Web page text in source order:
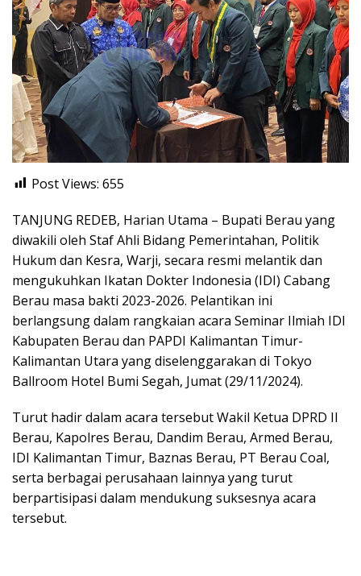
Post Views: 655
TANJUNG REDEB, Harian Utama – Bupati Berau yang
diwakili oleh Staf Ahli Bidang Pemerintahan, Politik
Hukum dan Kesra, Warji, secara resmi melantik dan
mengukuhkan Ikatan Dokter Indonesia (IDI) Cabang
Berau masa bakti 2023-2026. Pelantikan ini
berlangsung dalam rangkaian acara Seminar Ilmiah IDI
Kabupaten Berau dan PAPDI Kalimantan Timur-
Kalimantan Utara yang diselenggarakan di Tokyo
Ballroom Hotel Bumi Segah, Jumat (29/11/2024).
Turut hadir dalam acara tersebut Wakil Ketua DPRD II
Berau, Kapolres Berau, Dandim Berau, Armed Berau,
IDI Kalimantan Timur, Baznas Berau, PT Berau Coal,
serta berbagai perusahaan lainnya yang turut
berpartisipasi dalam mendukung suksesnya acara
tersebut.